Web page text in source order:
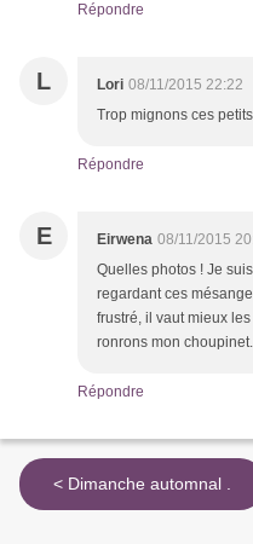
Répondre
L Lori 08/11/2015 22:22
Trop mignons ces
Répondre
E Eirwena 08/11/2015
Quelles photos ! Je
regardant ces
frustré, il vaut mieux
ronrons mon choupinet.
Répondre
< Dimanche automnal .